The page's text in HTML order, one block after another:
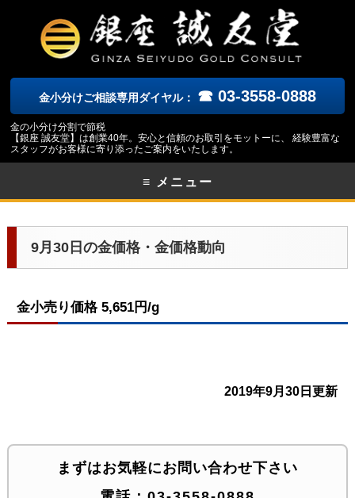
金小分けご相談専用ダイヤル： ☎ 03-3558-0888
金の小分け分割で節税
【銀座 誠友堂】は創業40年。安心と信頼のお取引をモットーに、 経験豊富な
スタッフがお客様に寄り添ったご案内をいたします。
≡ メニュー
9月30日の金価格・金価格動向
金小売り価格 5,651円/g
2019年9月30日更新
まずはお気軽にお問い合わせ下さい